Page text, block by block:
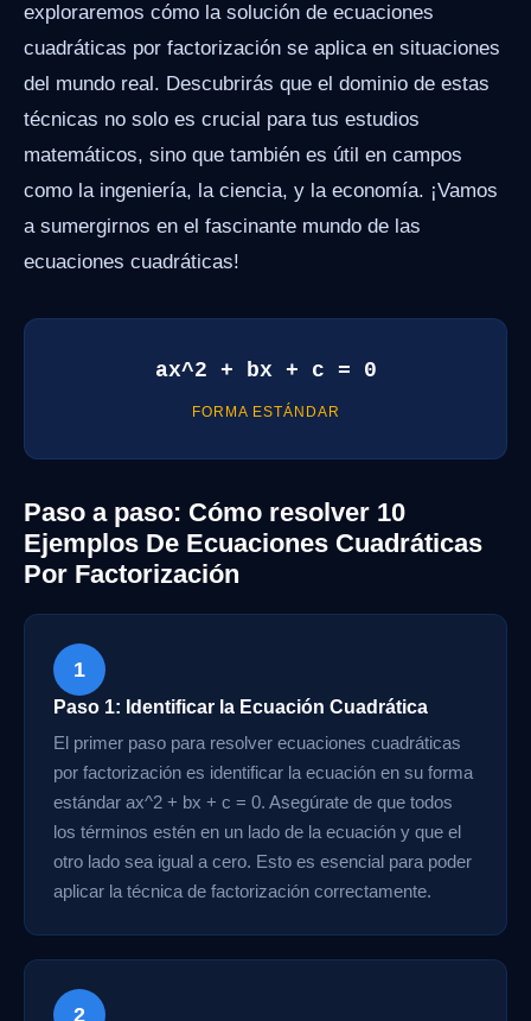
exploraremos cómo la solución de ecuaciones
cuadráticas por factorización se aplica en situaciones
del mundo real. Descubrirás que el dominio de estas
técnicas no solo es crucial para tus estudios
matemáticos, sino que también es útil en campos
como la ingeniería, la ciencia, y la economía. ¡Vamos
a sumergirnos en el fascinante mundo de las
ecuaciones cuadráticas!
ax^2 + bx + c = 0
FORMA ESTÁNDAR
Paso a paso: Cómo resolver 10
Ejemplos De Ecuaciones Cuadráticas
Por Factorización
1
Paso 1: Identificar la Ecuación Cuadrática
El primer paso para resolver ecuaciones cuadráticas
por factorización es identificar la ecuación en su forma
estándar ax^2 + bx + c = 0. Asegúrate de que todos
los términos estén en un lado de la ecuación y que el
otro lado sea igual a cero. Esto es esencial para poder
aplicar la técnica de factorización correctamente.
2